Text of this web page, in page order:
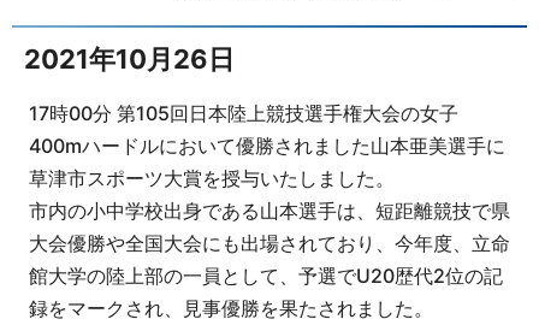
2021年10月26日
17時00分 第105回日本陸上競技選手権大会の女子
400mハードルにおいて優勝されました山本亜美選手に
草津市スポーツ大賞を授与いたしました。
市内の小中学校出身である山本選手は、短距離競技で県
大会優勝や全国大会にも出場されており、今年度、立命
館大学の陸上部の一員として、予選でU20歴代2位の記
録をマークされ、見事優勝を果たされました。